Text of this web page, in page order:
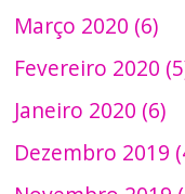
Março 2020 (6)
Fevereiro 2020
Janeiro 2020 (6)
Dezembro 2019